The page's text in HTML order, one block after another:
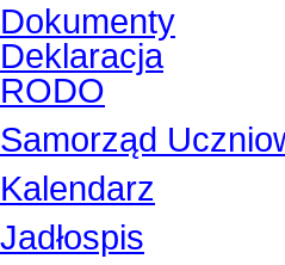
Dokumenty
Deklaracja
RODO
Samorząd
Kalendarz
Jadłospis